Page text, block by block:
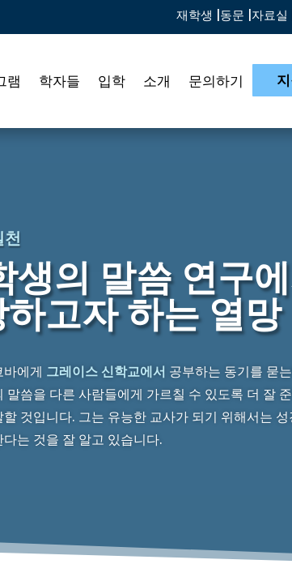
재학생 | 동문 | 자료실
램 학자들 입학 소개 문의하기
천
생의 말씀 연구
고자 하는 열망
에게 그레이스 신학교에서 공부하는 동기를 묻
말씀을 다른 사람들에게 가르칠 수 있도록 더 잘
것입니다. 그는 유능한 교사가 되기 위해서는 성
는 것을 잘 알고 있습니다.